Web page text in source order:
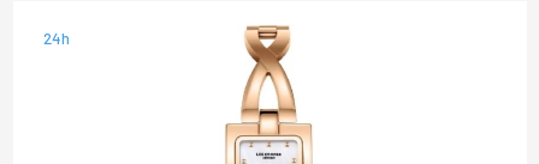
24h